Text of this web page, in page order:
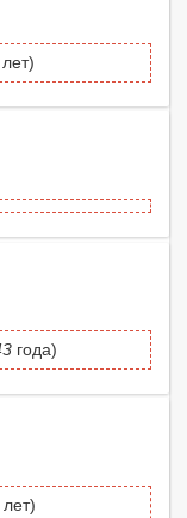
лет)
года)
лет)